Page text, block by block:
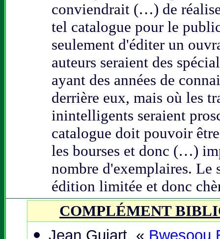
conviendrait (…) de
tel catalogue pour le
seulement d'éditer un
auteurs seraient des
ayant des années de
derrière eux, mais où les
inintelligents seraient
catalogue doit pouvoir
les bourses et donc (…)
nombre d'exemplaires. Le
édition limitée et donc
COMPLÉMENT
Jean Guiart, « Bwesoou